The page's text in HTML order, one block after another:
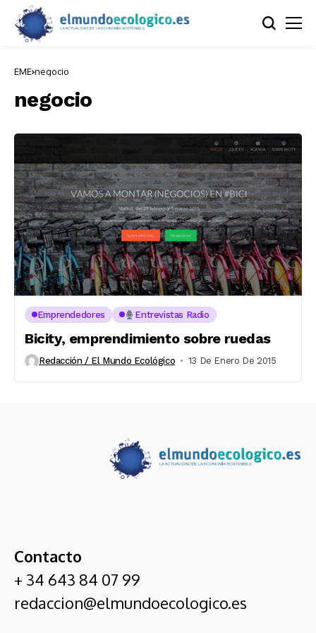
EME negocio
negocio
Emprendedores Entrevistas Radio
Bicity, emprendimiento sobre ruedas
Redacción / El Mundo Ecológico 13 De Enero De 2015
Contacto
+ 34 643 84 07 99
redaccion@elmundoecologico.es